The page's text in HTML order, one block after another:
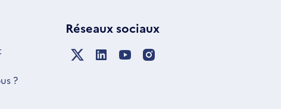
?
Réseaux sociaux